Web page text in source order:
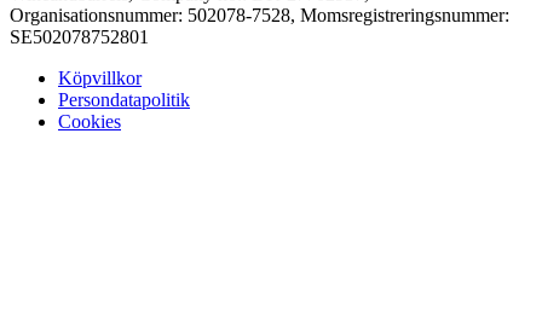
Organisationsnummer: 502078-7528, Momsregistreringsnummer:
SE502078752801
Köpvillkor
Persondatapolitik
Cookies